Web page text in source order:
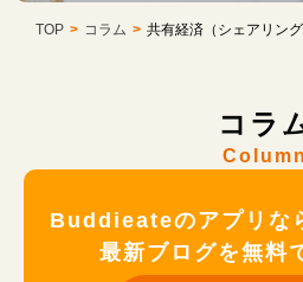
TOP > コラム > 共有経済（シェアリン
コラ
Column
Buddieateのアプリな
最新ブログを無料